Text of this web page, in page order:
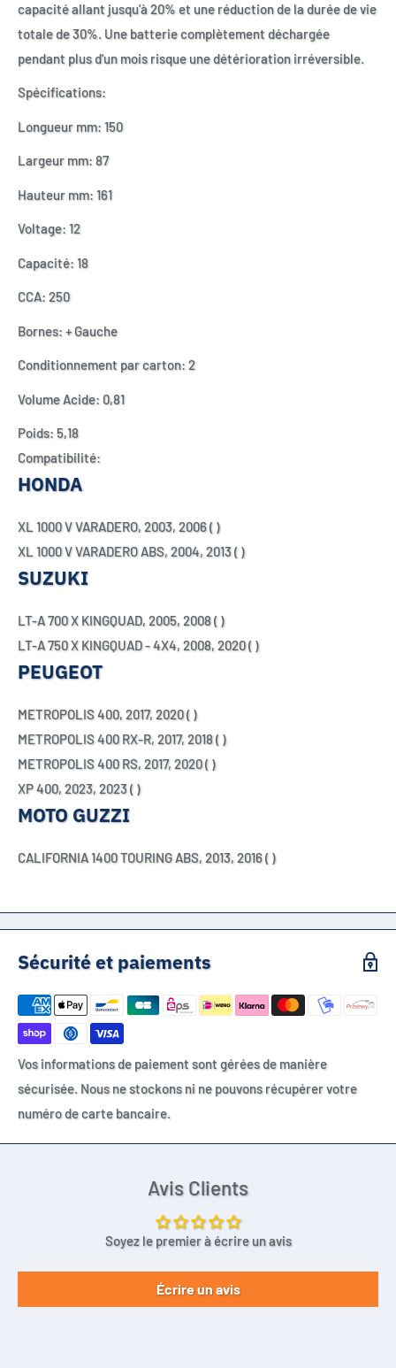
capacité allant jusqu'à 20% et une réduction de la durée de vie
totale de 30%. Une batterie complètement déchargée
pendant plus d'un mois risque une détérioration irréversible.
Spécifications:
Longueur mm: 150
Largeur mm: 87
Hauteur mm: 161
Voltage: 12
Capacité: 18
CCA: 250
Bornes: + Gauche
Conditionnement par carton: 2
Volume Acide: 0,81
Poids: 5,18
Compatibilité:
HONDA
XL 1000 V VARADERO, 2003, 2006( )
XL 1000 V VARADERO ABS, 2004, 2013( )
SUZUKI
LT-A 700 X KINGQUAD, 2005, 2008( )
LT-A 750 X KINGQUAD - 4X4, 2008, 2020( )
PEUGEOT
METROPOLIS 400, 2017, 2020( )
METROPOLIS 400 RX-R, 2017, 2018( )
METROPOLIS 400 RS, 2017, 2020( )
XP 400, 2023, 2023( )
MOTO GUZZI
CALIFORNIA 1400 TOURING ABS, 2013, 2016( )
Sécurité et paiements
Vos informations de paiement sont gérées de manière
sécurisée. Nous ne stockons ni ne pouvons récupérer votre
numéro de carte bancaire.
Avis Clients
Soyez le premier à écrire un avis
Écrire un avis